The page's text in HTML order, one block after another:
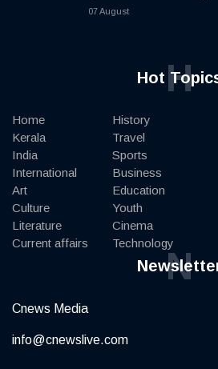
07 August
HotH
Home
Kerala
India
International
Art
Culture
Literature
Current affairs
History
Travel
Sports
Business
Education
Youth
Cinema
Technology
N
Cnews Media
info@cnewslive.com